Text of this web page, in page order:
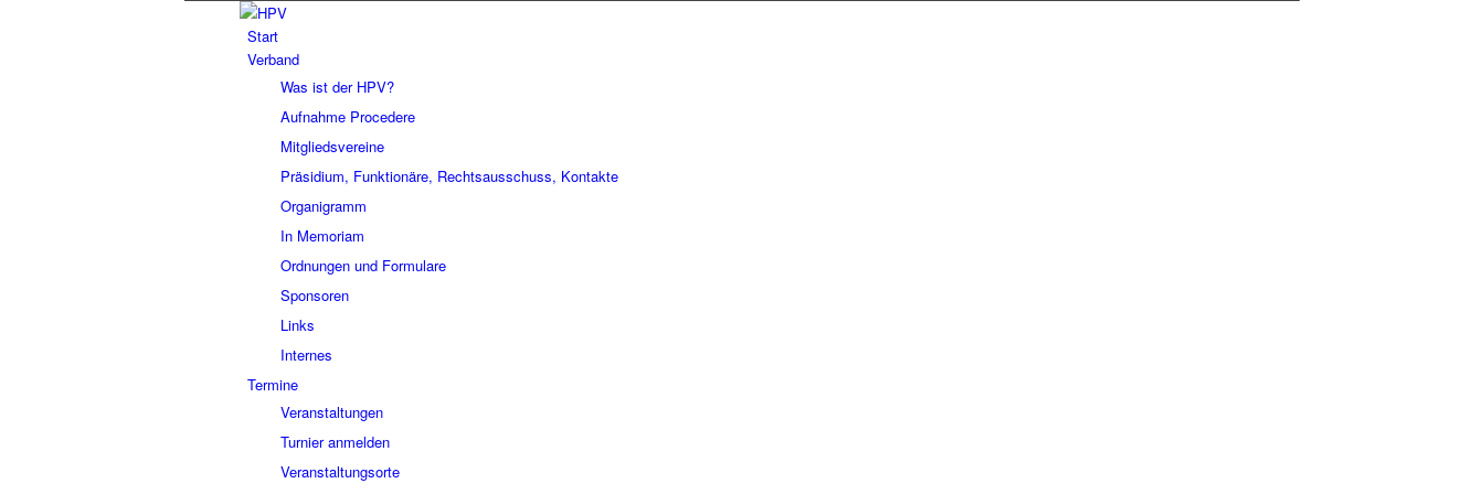
Start
Verband
Was ist der HPV?
Aufnahme Procedere
Mitgliedsvereine
Präsidium, Funktionäre, Rechtsausschuss, Kontakte
Organigramm
In Memoriam
Ordnungen und Formulare
Sponsoren
Links
Internes
Termine
Veranstaltungen
Turnier anmelden
Veranstaltungsorte